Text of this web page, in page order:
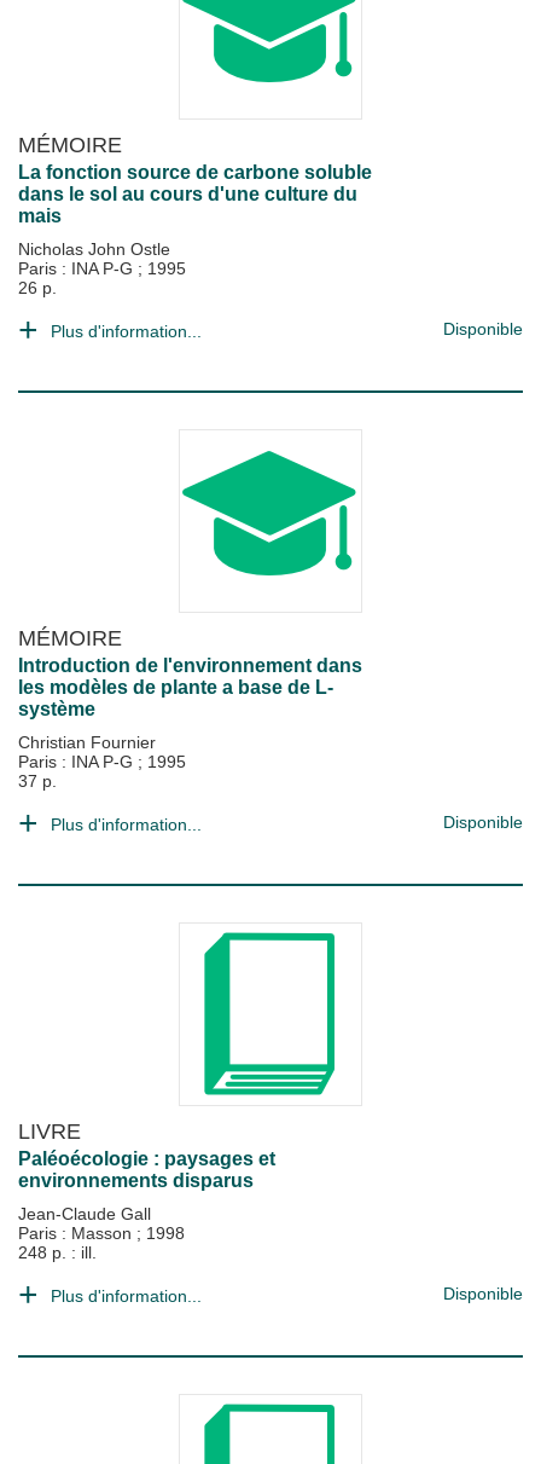
MÉMOIRE
La fonction source de carbone soluble
dans le sol au cours d'une culture du
mais
Nicholas John Ostle
Paris : INA P-G ; 1995
26 p.
Plus d'information... Disponible
MÉMOIRE
Introduction de l'environnement dans
les modèles de plante a base de L-
système
Christian Fournier
Paris : INA P-G ; 1995
37 p.
Plus d'information... Disponible
LIVRE
Paléoécologie : paysages et
environnements disparus
Jean-Claude Gall
Paris : Masson ; 1998
248 p. : ill.
Plus d'information... Disponible